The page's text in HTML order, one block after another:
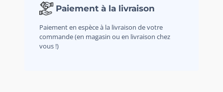
Paiement à la livraison
Paiement en espèce à la livraison de votre
commande (en magasin ou en livraison chez
vous !)